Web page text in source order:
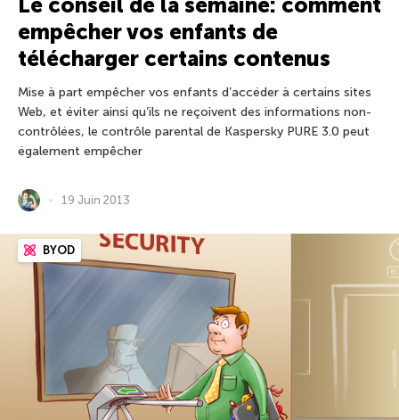
empêcher vos enfants de
télécharger certains contenus
Mise à part empêcher vos enfants d’accéder à certains sites
Web, et éviter ainsi qu’ils ne reçoivent des informations non-
contrôlées, le contrôle parental de Kaspersky PURE 3.0 peut
également empêcher
19 Juin 2013
BYOD